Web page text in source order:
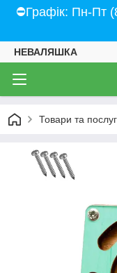
⛔Графік: Пн-Пт
НЕВАЛЯШКА
Товари та